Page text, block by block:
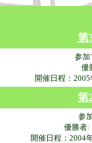
第
参加
優
開催日程：
第
参
優勝者:
開催日程：2004